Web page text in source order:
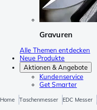
Gravuren
Alle Themen entdecken
Neue Produkte
Aktionen & Angebote
Kundenservice
Get Smarter
Home Taschenmesser EDC Messer